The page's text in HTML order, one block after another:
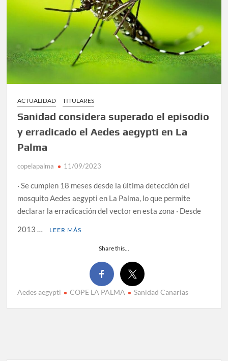
ACTUALIDAD TITULARES
Sanidad considera superado el episodio
y erradicado el Aedes aegypti en La
Palma
copelapalma 11/09/2023
· Se cumplen 18 meses desde la última detección del
mosquito Aedes aegypti en La Palma, lo que permite
declarar la erradicación del vector en esta zona · Desde
2013 …
LEER MÁS
Share this...
Aedes aegypti COPE LA PALMA Sanidad Canarias